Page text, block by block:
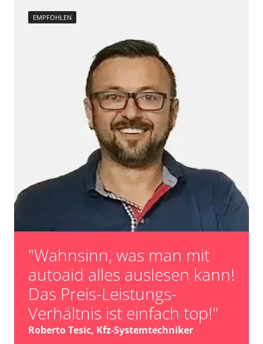
EMPFOHLEN
"Wahnsinn, was man mit
autoaid alles auslesen kann!
Das Preis-Leistungs-
Verhältnis ist einfach top!"
Roberto Tesic, Kfz-Systemtechniker